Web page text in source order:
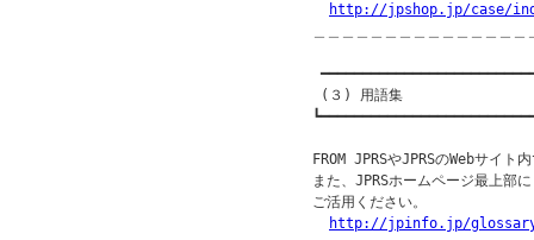
http://jpshop.jp/case/
(３) 用語集
FROM JPRSやJPRSのWebサイ
また、JPRSホームページ最上部
ご活用ください。
http://jpinfo.jp/